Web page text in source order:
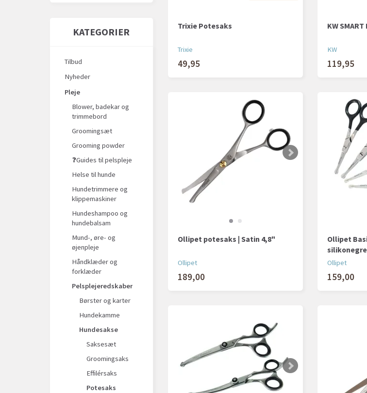
KATEGORIER
Tilbud
Nyheder
Pleje
Blower, badekar og
trimmebord
Groomingsæt
Grooming powder
❓Guides til pelspleje
Helse til hunde
Hundetrimmere og
klippemaskiner
Hundeshampoo og
hundebalsam
Mund-, øre- og
øjenpleje
Håndklæder og
forklæder
Pelsplejeredskaber
Børster og karter
Hundekamme
Hundesakse
Saksesæt
Groomingsaks
Effilérsaks
Potesaks
Trixie Potesaks
Trixie
49,95
KW
KW
119,95
Ollipet potesaks | Satin 4,8"
Ollipet
189,00
Ollipet
Ollipet
159,00